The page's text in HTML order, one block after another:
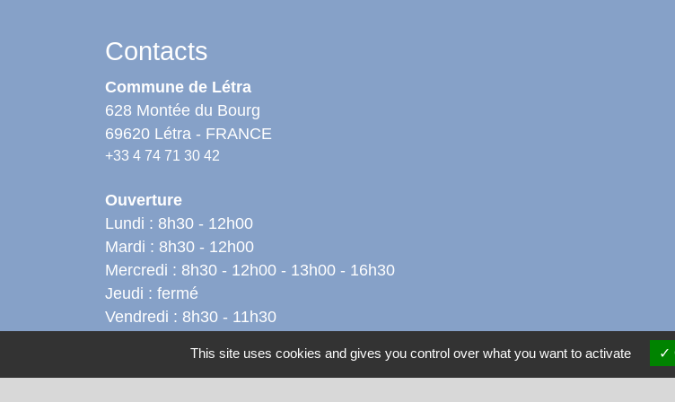
Contacts
Commune de Létra
628 Montée du Bourg
69620 Létra - FRANCE
+33 4 74 71 30 42
Ouverture
Lundi : 8h30 - 12h00
Mardi : 8h30 - 12h00
Mercredi : 8h30 - 12h00 - 13h00 - 16h30
Jeudi : fermé
Vendredi : 8h30 - 11h30
This site uses cookies and gives you control over what you want to activate